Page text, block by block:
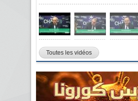
Toutes les vidéos